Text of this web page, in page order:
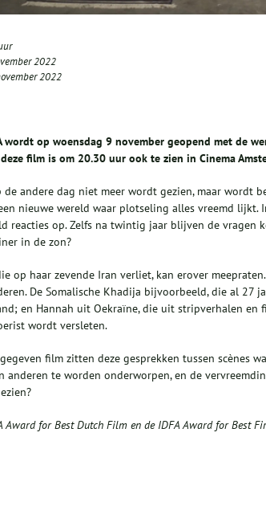
2022
2022
wordt op woensdag 9 november geopend met de
film is om 20.30 uur ook te zien in Cinema
de andere dag niet meer wordt gezien, maar wordt
nieuwe wereld waar plotseling alles vreemd lijkt.
reacties op. Zelfs na twintig jaar blijven de vragen
in de zon?
op haar zevende Iran verliet, kan erover
De Somalische Khadija bijvoorbeeld, die al 27
en Hannah uit Oekraïne, die uit stripverhalen en
wordt versleten.
film zitten deze gesprekken tussen scènes
anderen te worden onderworpen, en de
Award for Best Dutch Film en de IDFA Award for Best